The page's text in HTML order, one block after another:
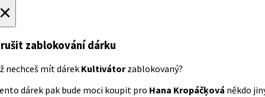
zablokování dárku
nechceš mít dárek Kultivátorzablokovaný?
dárek pak bude moci koupit pro Hana Kropáčķová někdo